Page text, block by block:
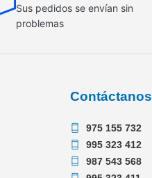
Sus pedidos se envían sin
problemas
Contáctanos
975 155 732
995 323 412
987 543 568